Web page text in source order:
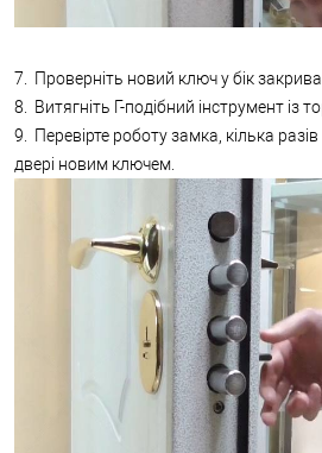
7. Проверніть новий ключ у бік
8. Витягніть Г-подібний інструмент із
9. Перевірте роботу замка, кілька
двері новим ключем.